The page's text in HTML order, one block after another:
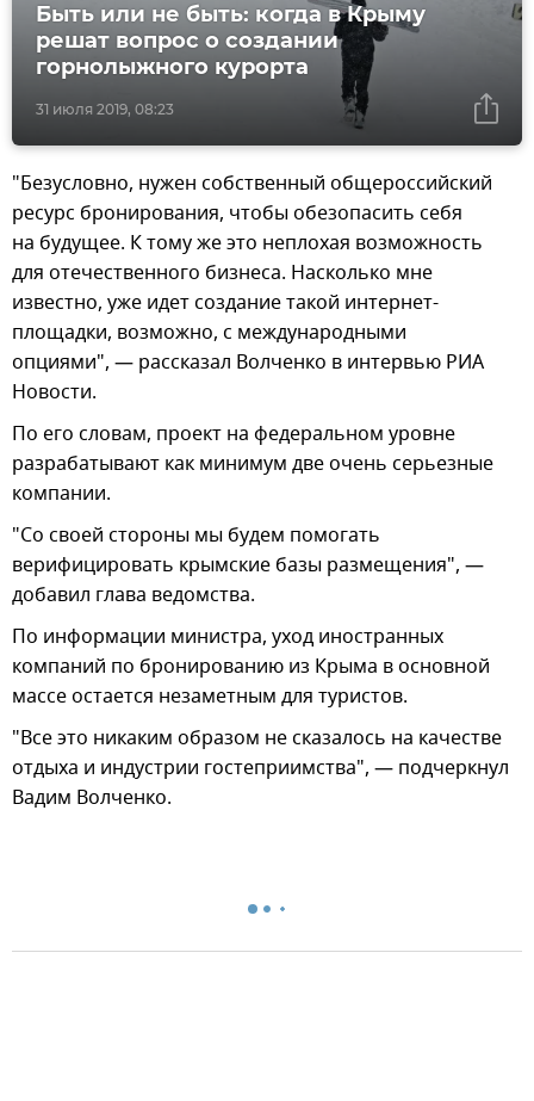
31 июля 2019, 08:23
Быть или не быть: когда в Крыму
решат вопрос о создании
горнолыжного курорта
"Безусловно, нужен собственный общероссийский
ресурс бронирования, чтобы обезопасить себя
на будущее. К тому же это неплохая возможность
для отечественного бизнеса. Насколько мне
известно, уже идет создание такой интернет-
площадки, возможно, с международными
опциями", — рассказал Волченко в интервью РИА
Новости.
По его словам, проект на федеральном уровне
разрабатывают как минимум две очень серьезные
компании.
"Со своей стороны мы будем помогать
верифицировать крымские базы размещения", —
добавил глава ведомства.
По информации министра, уход иностранных
компаний по бронированию из Крыма в основной
массе остается незаметным для туристов.
"Все это никаким образом не сказалось на качестве
отдыха и индустрии гостеприимства", — подчеркнул
Вадим Волченко.